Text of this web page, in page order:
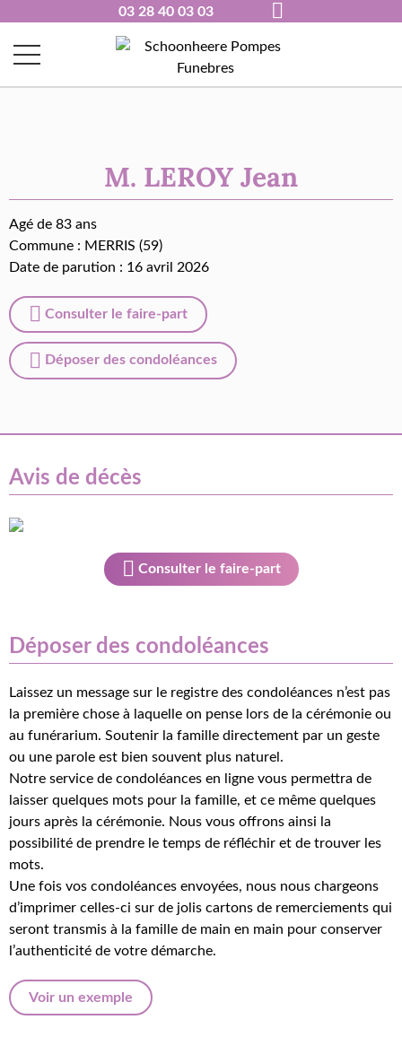
03 28 40 03 03
M. LEROY Jean
Agé de 83 ans
Commune : MERRIS (59)
Date de parution : 16 avril 2026
Consulter le faire-part
Déposer des condoléances
Avis de décès
Consulter le faire-part
Déposer des condoléances
Laissez un message sur le registre des condoléances n’est pas
la première chose à laquelle on pense lors de la cérémonie ou
au funérarium. Soutenir la famille directement par un geste
ou une parole est bien souvent plus naturel.
Notre service de condoléances en ligne vous permettra de
laisser quelques mots pour la famille, et ce même quelques
jours après la cérémonie. Nous vous offrons ainsi la
possibilité de prendre le temps de réfléchir et de trouver les
mots.
Une fois vos condoléances envoyées, nous nous chargeons
d’imprimer celles-ci sur de jolis cartons de remerciements qui
seront transmis à la famille de main en main pour conserver
l’authenticité de votre démarche.
Voir un exemple